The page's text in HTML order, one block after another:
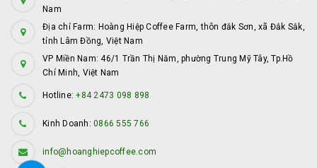
Nam
Địa chỉ Farm: Hoàng Hiệp Coffee Farm, thôn đắk Sơn, xã Đắk Sắk,
tỉnh Lâm Đồng, Việt Nam
VP Miền Nam: 46/1 Trần Thị Năm, phường Trung Mỹ Tây, Tp.Hồ
Chí Minh, Việt Nam
Hotline:+84 2473 098 898
Kinh Doanh: 0866 555 766
info@hoanghiepcoffee.com